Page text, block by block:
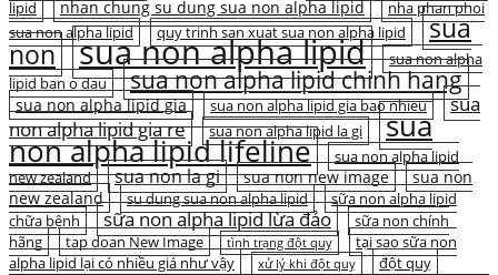
lipid
nhan chung su dung sua non alpha lipid
nha phan phoi
sua non alpha lipid
quy trinh san xuat sua non alpha lipid sua
non sua non alpha lipid
sua non alpha
lipid ban o dau
sua non alpha lipid chinh hang
sua non alpha lipid gia sua non alpha lipid gia bao nhieu
sua
non alpha lipid gia re
sua non alpha lipid la gi sua
non alpha lipid lifeline
sua non alpha lipid
new zealand
sua non la gi sua non new image
sua non
new zealand
su dung sua non alpha lipid
sữa non alpha lipid
chữa bệnh
sữa non alpha lipid lừa đảo
sữa non chính
hãng
tap doan New Image tình trạng đột quỵ
tại sao sữa non
alpha lipid lại có nhiều giá như vậy
xử lý khi đột quỵ đột quỵ